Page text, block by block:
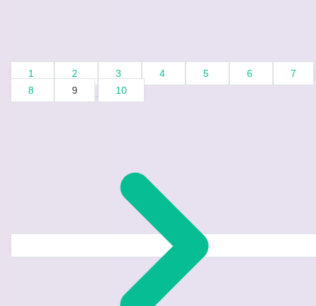
1 2 3 4 5 6
7
8
9 10